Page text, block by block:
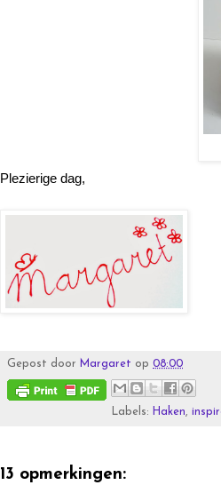
Plezierige dag,
Gepost door Margaret op 08:00
Labels: Haken,
13 opmerkingen: